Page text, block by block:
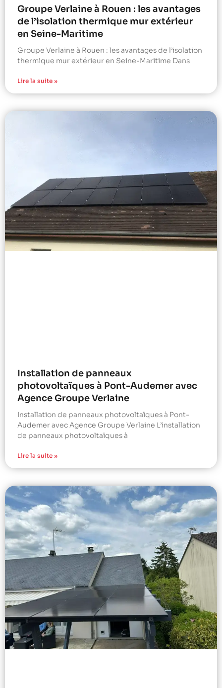
Groupe Verlaine à Rouen : les avantages
de l’isolation thermique mur extérieur
en Seine-Maritime
Groupe Verlaine à Rouen : les avantages de l’isolation
thermique mur extérieur en Seine-Maritime Dans
Lire la suite »
Installation de panneaux
photovoltaïques à Pont-Audemer avec
Agence Groupe Verlaine
Installation de panneaux photovoltaïques à Pont-
Audemer avec Agence Groupe Verlaine L’installation
de panneaux photovoltaïques à
Lire la suite »